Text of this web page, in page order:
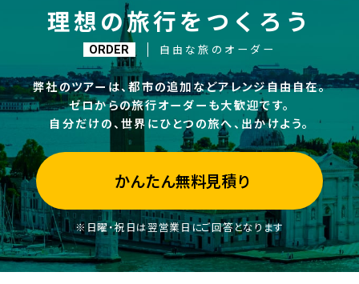
理想の旅行をつくろう
ORDER 自由な旅のオーダー
弊社のツアーは、都市の追加などアレンジ自由自在。
ゼロからの旅行オーダーも大歓迎です。
自分だけの、世界にひとつの旅へ、出かけよう。
かんたん無料見積り
※日曜・祝日は翌営業日にご回答となります